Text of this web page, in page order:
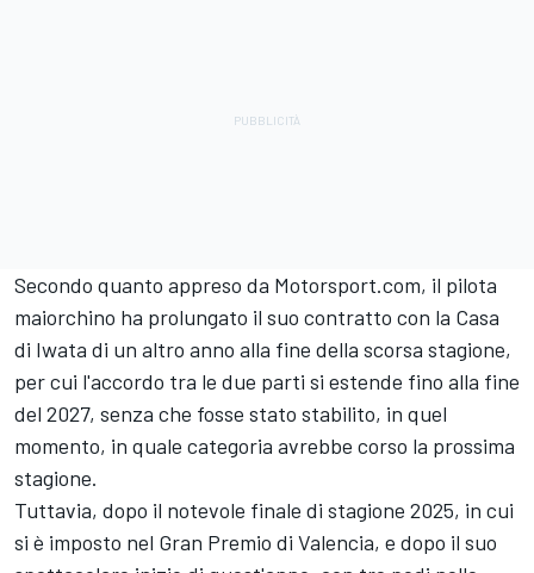
Secondo quanto appreso da Motorsport.com, il pilota
maiorchino ha prolungato il suo contratto con la Casa
di Iwata di un altro anno alla fine della scorsa stagione,
per cui l'accordo tra le due parti si estende fino alla fine
del 2027, senza che fosse stato stabilito, in quel
momento, in quale categoria avrebbe corso la prossima
stagione.
Tuttavia, dopo il notevole finale di stagione 2025, in cui
si è imposto nel Gran Premio di Valencia, e dopo il suo